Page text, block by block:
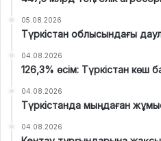
05.08.2026
Түркістан облысындағы
04.08.2026
126,3% өсім: Түркістан көш
04.08.2026
Түркістанда мыңдаған
04.08.2026